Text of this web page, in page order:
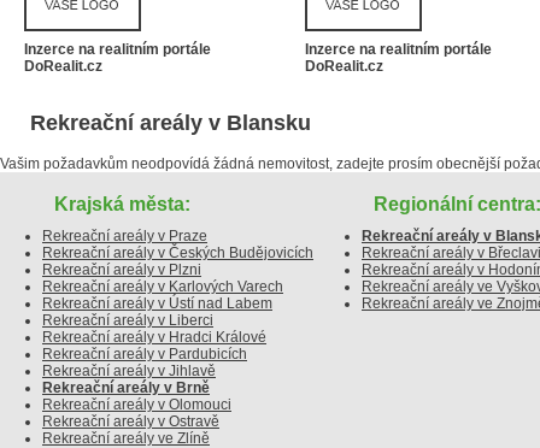
Inzerce na realitním portále
DoRealit.cz
Inzerce na realitním portále
DoRealit.cz
Rekreační areály v Blansku
Vašim požadavkům neodpovídá žádná nemovitost, zadejte prosím obecnější
Krajská města:
Rekreační areály v Praze
Rekreační areály v Českých Budějovicích
Rekreační areály v Plzni
Rekreační areály v Karlových Varech
Rekreační areály v Ústí nad Labem
Rekreační areály v Liberci
Rekreační areály v Hradci Králové
Rekreační areály v Pardubicích
Rekreační areály v Jihlavě
Rekreační areály v Brně
Rekreační areály v Olomouci
Rekreační areály v Ostravě
Rekreační areály ve Zlíně
Regionální centra:
Rekreační areály v
Rekreační areály v Břeclavi
Rekreační areály v
Rekreační areály ve
Rekreační areály ve